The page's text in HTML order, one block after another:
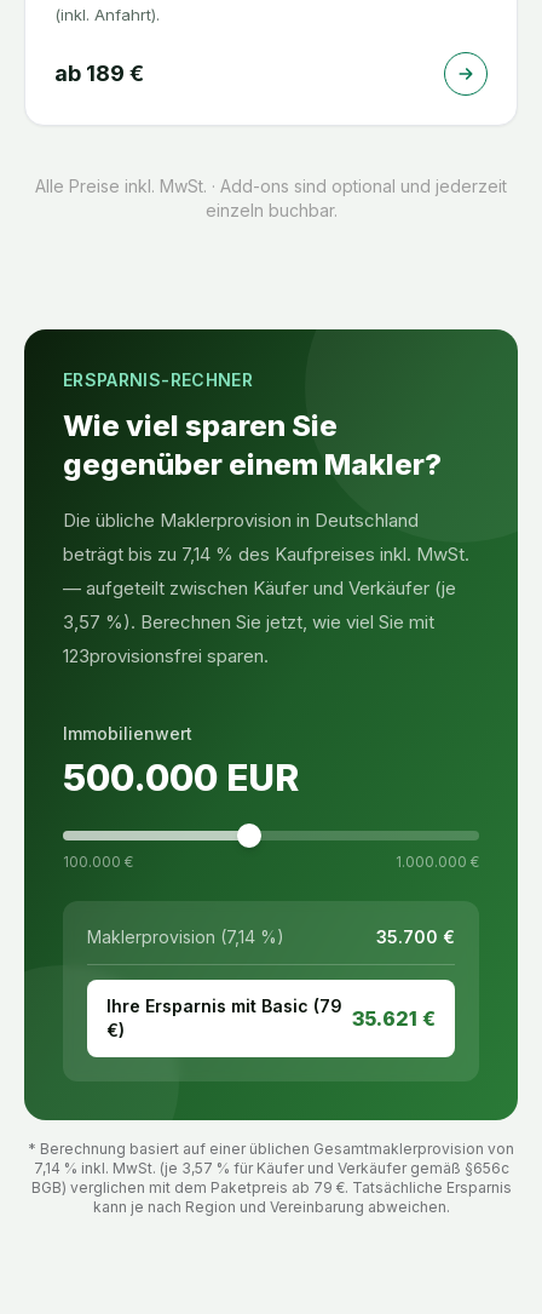
(inkl. Anfahrt).
ab 189 €
Alle Preise inkl. MwSt. · Add-ons sind optional und jederzeit
einzeln buchbar.
ERSPARNIS-RECHNER
Wie viel sparen Sie
gegenüber einem Makler?
Die übliche Maklerprovision in Deutschland
beträgt bis zu 7,14 % des Kaufpreises inkl. MwSt.
— aufgeteilt zwischen Käufer und Verkäufer (je
3,57 %). Berechnen Sie jetzt, wie viel Sie mit
123provisionsfrei sparen.
Immobilienwert
500.000 EUR
100.000 € 1.000.000 €
Maklerprovision (7,14 %) 35.700 €
Ihre Ersparnis mit Basic (79
€)
35.621 €
* Berechnung basiert auf einer üblichen Gesamtmaklerprovision von
7,14 % inkl. MwSt. (je 3,57 % für Käufer und Verkäufer gemäß §656c
BGB) verglichen mit dem Paketpreis ab 79 €. Tatsächliche Ersparnis
kann je nach Region und Vereinbarung abweichen.